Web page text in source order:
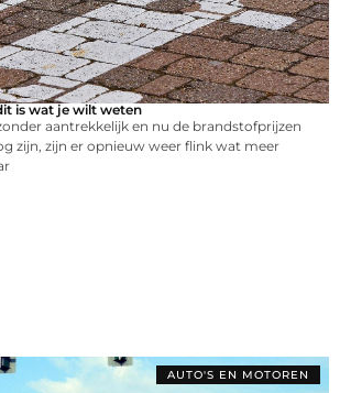
is wat je wilt weten
aantrekkelijk en nu de brandstofprijzen
zijn, zijn er opnieuw weer flink wat meer
AUTO'S EN MOTOREN